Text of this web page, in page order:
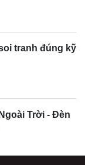
tranh đúng kỹ
Trời - Đèn